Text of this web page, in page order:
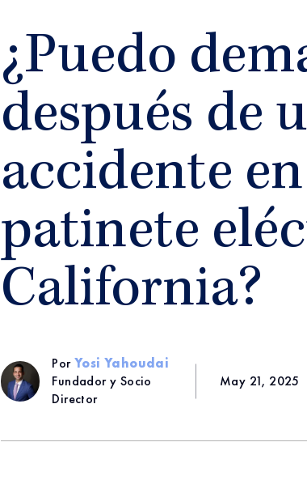
¿Puedo
después de
accidente en
patinete
California?
PorYosi Yahoudai
Fundador y Socio
Director
May 21, 2025